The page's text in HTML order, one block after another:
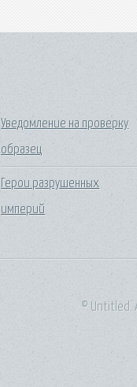
Уведомление на проверку
образец
Герои разрушенных
империй
© Untitled.